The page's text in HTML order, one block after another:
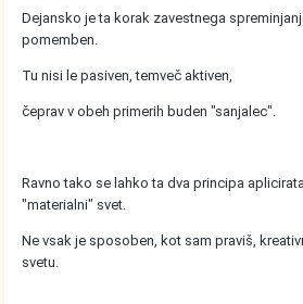
Dejansko je ta korak zavestnega
pomemben.
Tu nisi le pasiven, temveč aktiven,
čeprav v obeh primerih buden "sanjalec".
Ravno tako se lahko ta dva principa
"materialni" svet.
Ne vsak je sposoben, kot sam praviš,
svetu.